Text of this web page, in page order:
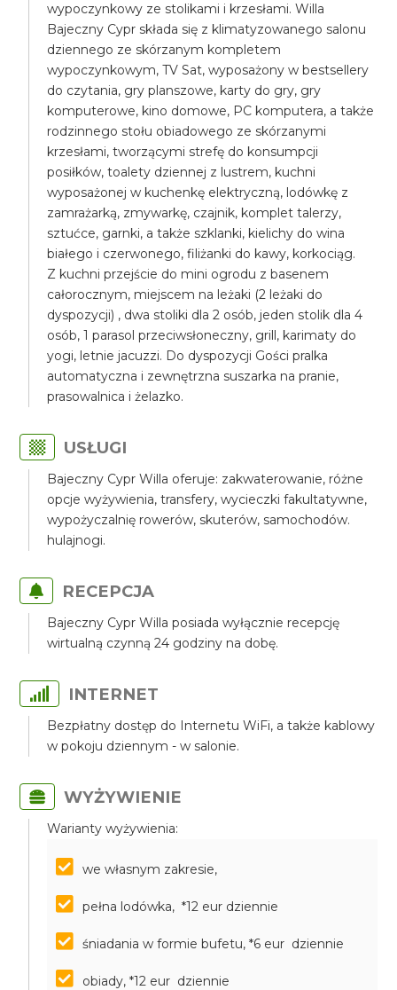
wypoczynkowy ze stolikami i krzesłami. Willa
Bajeczny Cypr składa się z klimatyzowanego salonu
dziennego ze skórzanym kompletem
wypoczynkowym, TV Sat, wyposażony w bestsellery
do czytania, gry planszowe, karty do gry, gry
komputerowe, kino domowe, PC komputera, a także
rodzinnego stołu obiadowego ze skórzanymi
krzesłami, tworzącymi strefę do konsumpcji
posiłków, toalety dziennej z lustrem, kuchni
wyposażonej w kuchenkę elektryczną, lodówkę z
zamrażarką, zmywarkę, czajnik, komplet talerzy,
sztućce, garnki, a także szklanki, kielichy do wina
białego i czerwonego, filiżanki do kawy, korkociąg.
Z kuchni przejście do mini ogrodu z basenem
całorocznym, miejscem na leżaki (2 leżaki do
dyspozycji) , dwa stoliki dla 2 osób, jeden stolik dla 4
osób, 1 parasol przeciwsłoneczny, grill, karimaty do
yogi, letnie jacuzzi. Do dyspozycji Gości pralka
automatyczna i zewnętrzna suszarka na pranie,
prasowalnica i żelazko.
USŁUGI
Bajeczny Cypr Willa oferuje: zakwaterowanie, różne
opcje wyżywienia, transfery, wycieczki fakultatywne,
wypożyczalnię rowerów, skuterów, samochodów.
hulajnogi.
RECEPCJA
Bajeczny Cypr Willa posiada wyłącznie recepcję
wirtualną czynną 24 godziny na dobę.
INTERNET
Bezpłatny dostęp do Internetu WiFi, a także kablowy
w pokoju dziennym - w salonie.
WYŻYWIENIE
Warianty wyżywienia:
we własnym zakresie,
pełna lodówka, *12 eur dziennie
śniadania w formie bufetu, *6 eur dziennie
obiady, *12 eur dziennie